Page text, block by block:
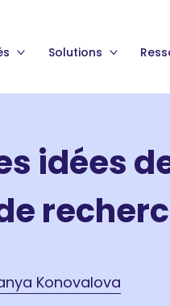
Solutions
idées
Konovalova